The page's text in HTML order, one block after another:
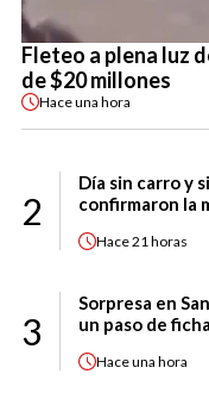
Fleteo a plena luz
de $20 millones
Haceuna hora
2
Día sin carro y
confirmaron la
Hace21 horas
3
Sorpresa en
un paso de
Haceuna hora